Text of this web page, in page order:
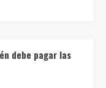
debe pagar las